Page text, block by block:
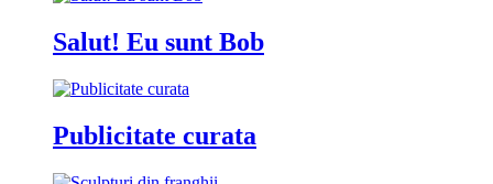
Salut! Eu sunt Bob
Publicitate curata